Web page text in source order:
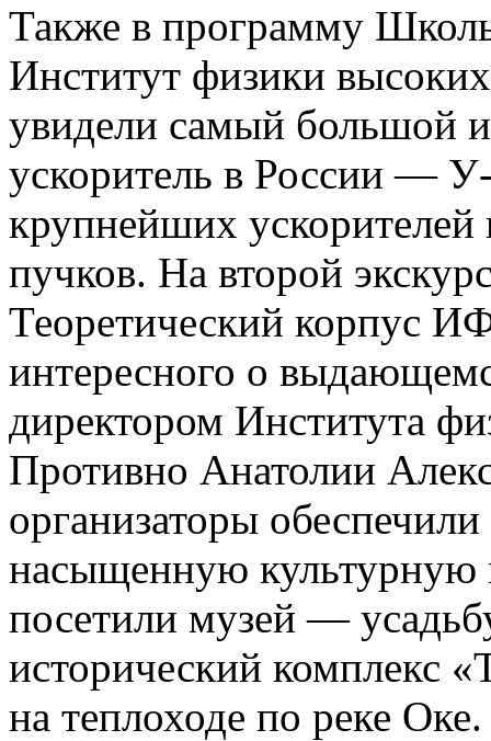
Также в программу
Институт физики
увидели самый большой
ускоритель в России —
крупнейших
пучков. На второй
Теоретический корпус
интересного о
директором Института
Противно Анатолии
организаторы
насыщенную
посетили музей —
исторический комплекс
на теплоходе по реке Оке.